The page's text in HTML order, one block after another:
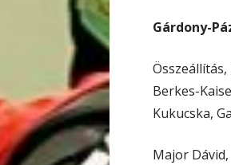
Gárdony-
Berkes-
Kukucska,
Major Dávid,